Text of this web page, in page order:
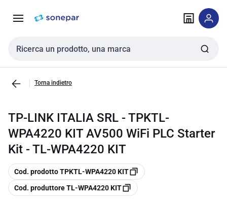
navigazione alla
Cerca input
Torna indietro
TP-LINK ITALIA SRL - TPKTL-
WPA4220 KIT AV500 WiFi PLC Starter
Kit - TL-WPA4220 KIT
copia
Cod. prodotto TPKTL-WPA4220 KIT
copia
Cod. produttore TL-WPA4220 KIT